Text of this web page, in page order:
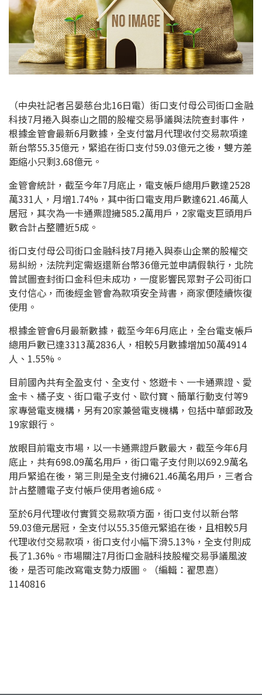
（中央社記者呂晏慈台北16日電）街口支付母公司街口金融
科技7月捲入與泰山之間的股權交易爭議與法院查封事件，
根據金管會最新6月數據，全支付當月代理收付交易款項達
新台幣55.35億元，緊追在街口支付59.03億元之後，雙方差
距縮小只剩3.68億元。
金管會統計，截至今年7月底止，電支帳戶總用戶數達2528
萬331人，月增1.74%，其中街口電支用戶數達621.46萬人
居冠，其次為一卡通票證擁585.2萬用戶，2家電支巨頭用戶
數合計占整體近5成。
街口支付母公司街口金融科技7月捲入與泰山企業的股權交
易糾紛，法院判定需返還新台幣36億元並申請假執行，北院
曾試圖查封街口金科但未成功，一度影響民眾對子公司街口
支付信心，而後經金管會為款項安全背書，商家便陸續恢復
使用。
根據金管會6月最新數據，截至今年6月底止，全台電支帳戶
總用戶數已達3313萬2836人，相較5月數據增加50萬4914
人、1.55%。
目前國內共有全盈支付、全支付、悠遊卡、一卡通票證、愛
金卡、橘子支、街口電子支付、歐付寶、簡單行動支付等9
家專營電支機構，另有20家兼營電支機構，包括中華郵政及
19家銀行。
放眼目前電支市場，以一卡通票證戶數最大，截至今年6月
底止，共有698.09萬名用戶，街口電子支付則以692.9萬名
用戶緊追在後，第三則是全支付擁621.46萬名用戶，三者合
計占整體電子支付帳戶使用者逾6成。
至於6月代理收付實質交易款項方面，街口支付以新台幣
59.03億元居冠，全支付以55.35億元緊追在後，且相較5月
代理收付交易款項，街口支付小幅下滑5.13%，全支付則成
長了1.36%。市場關注7月街口金融科技股權交易爭議風波
後，是否可能改寫電支勢力版圖。（編輯：翟思嘉）
1140816